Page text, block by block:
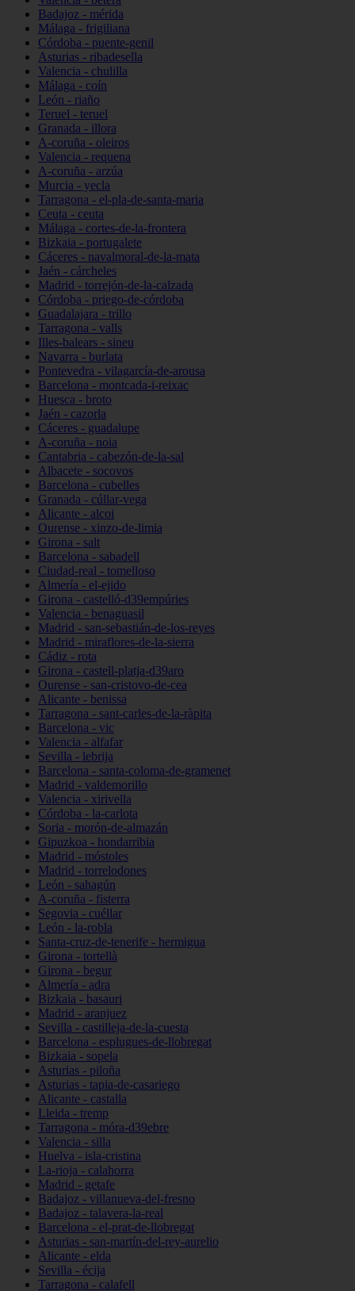
Badajoz - mérida
Málaga - frigiliana
Córdoba - puente-genil
Asturias - ribadesella
Valencia - chulilla
Málaga - coín
León - riaño
Teruel - teruel
Granada - illora
A-coruña - oleiros
Valencia - requena
A-coruña - arzúa
Murcia - yecla
Tarragona - el-pla-de-santa-maria
Ceuta - ceuta
Málaga - cortes-de-la-frontera
Bizkaia - portugalete
Cáceres - navalmoral-de-la-mata
Jaén - cárcheles
Madrid - torrejón-de-la-calzada
Córdoba - priego-de-córdoba
Guadalajara - trillo
Tarragona - valls
Illes-balears - sineu
Navarra - burlata
Pontevedra - vilagarcía-de-arousa
Barcelona - montcada-i-reixac
Huesca - broto
Jaén - cazorla
Cáceres - guadalupe
A-coruña - noia
Cantabria - cabezón-de-la-sal
Albacete - socovos
Barcelona - cubelles
Granada - cúllar-vega
Alicante - alcoi
Ourense - xinzo-de-limia
Girona - salt
Barcelona - sabadell
Ciudad-real - tomelloso
Almería - el-ejido
Girona - castelló-d39empúries
Valencia - benaguasil
Madrid - san-sebastián-de-los-reyes
Madrid - miraflores-de-la-sierra
Cádiz - rota
Girona - castell-platja-d39aro
Ourense - san-cristovo-de-cea
Alicante - benissa
Tarragona - sant-carles-de-la-ràpita
Barcelona - vic
Valencia - alfafar
Sevilla - lebrija
Barcelona - santa-coloma-de-gramenet
Madrid - valdemorillo
Valencia - xirivella
Córdoba - la-carlota
Soria - morón-de-almazán
Gipuzkoa - hondarribia
Madrid - móstoles
Madrid - torrelodones
León - sahagún
A-coruña - fisterra
Segovia - cuéllar
León - la-robla
Santa-cruz-de-tenerife - hermigua
Girona - tortellà
Girona - begur
Almería - adra
Bizkaia - basauri
Madrid - aranjuez
Sevilla - castilleja-de-la-cuesta
Barcelona - esplugues-de-llobregat
Bizkaia - sopela
Asturias - piloña
Asturias - tapia-de-casariego
Alicante - castalla
Lleida - tremp
Tarragona - móra-d39ebre
Valencia - silla
Huelva - isla-cristina
La-rioja - calahorra
Madrid - getafe
Badajoz - villanueva-del-fresno
Badajoz - talavera-la-real
Barcelona - el-prat-de-llobregat
Asturias - san-martín-del-rey-aurelio
Alicante - elda
Sevilla - écija
Tarragona - calafell